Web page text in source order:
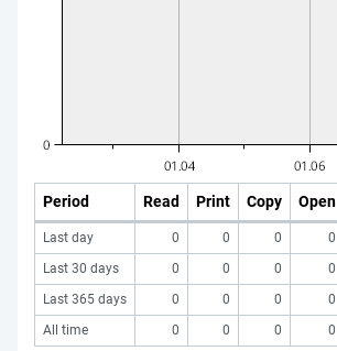
Period Read Print Copy Open
Last day 0 0 0 0
Last 30 days
0 0 0 0
Last 365 days
0 0 0 0
All time
0 0 0 0